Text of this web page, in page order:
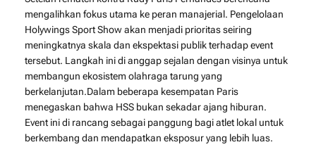
mengalihkan fokus utama ke peran manajerial. Pengelolaan
Holywings Sport Show akan menjadi prioritas seiring
meningkatnya skala dan ekspektasi publik terhadap event
tersebut. Langkah ini di anggap sejalan dengan visinya untuk
membangun ekosistem olahraga tarung yang
berkelanjutan.Dalam beberapa kesempatan Paris
menegaskan bahwa HSS bukan sekadar ajang hiburan.
Event ini di rancang sebagai panggung bagi atlet lokal untuk
berkembang dan mendapatkan eksposur yang lebih luas.